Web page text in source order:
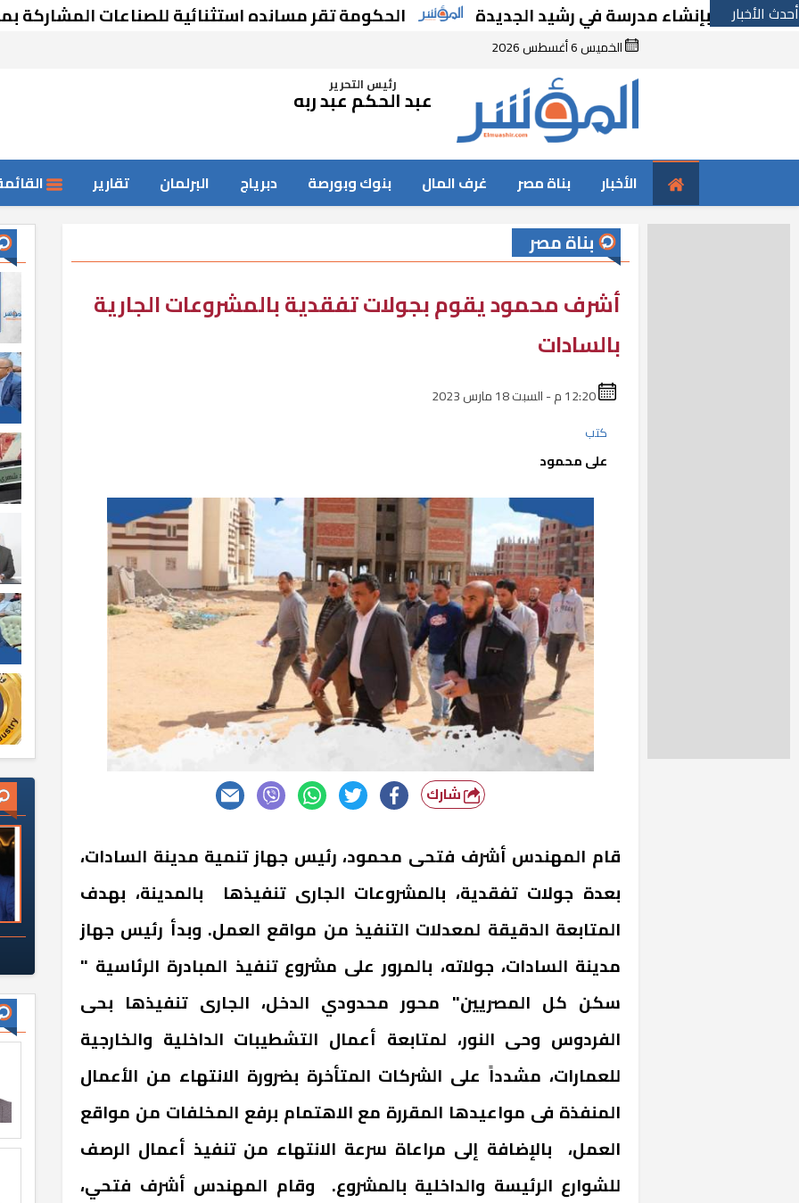
أحدث الأخبار
بإنشاء مدرسة في رشيد الجديدة الحكومة تقر مسانده استثنائية للصناعات المشاركة بمعرض
الخميس 6 أغسطس 2026
رئيس التحرير
عبد الحكم عبد ربه
الأخبار بناة مصر غرف المال بنوك وبورصة دبرياج البرلمان تقارير
بناة مصر
أشرف محمود يقوم بجولات تفقدية بالمشروعات الجارية
بالسادات
كتب
على محمود
شارك
قام المهندس أشرف فتحى محمود، رئيس جهاز تنمية مدينة السادات،
بعدة جولات تفقدية، بالمشروعات الجارى تنفيذها بالمدينة، بهدف
المتابعة الدقيقة لمعدلات التنفيذ من مواقع العمل. وبدأ رئيس جهاز
مدينة السادات، جولاته، بالمرور على مشروع تنفيذ المبادرة الرئاسية "
سكن كل المصريين" محور محدودي الدخل، الجارى تنفيذها بحى
الفردوس وحى النور، لمتابعة أعمال التشطيبات الداخلية والخارجية
للعمارات، مشدداً على الشركات المتأخرة بضرورة الانتهاء من الأعمال
المنفذة فى مواعيدها المقررة مع الاهتمام برفع المخلفات من مواقع
العمل، بالإضافة إلى مراعاة سرعة الانتهاء من تنفيذ أعمال الرصف
للشوارع الرئيسة والداخلية بالمشروع. وقام المهندس أشرف فتحي،